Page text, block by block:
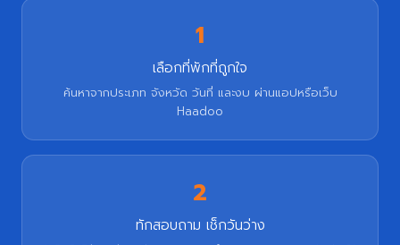
1
เลือกที่พักที่ถูกใจ
ค้นหาจากประเภท จังหวัด วันที่ และงบ ผ่านแอปหรือเว็บ
Haadoo
2
ทักสอบถาม เช็กวันว่าง